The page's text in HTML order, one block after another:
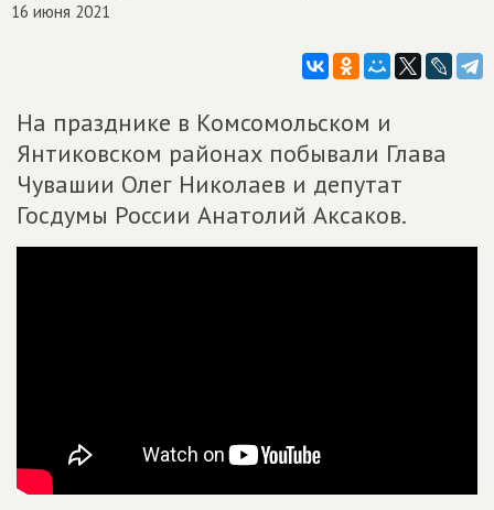
16 июня 2021
На празднике в Комсомольском и
Янтиковском районах побывали Глава
Чувашии Олег Николаев и депутат
Госдумы России Анатолий Аксаков.